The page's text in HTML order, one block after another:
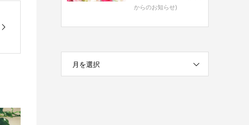
からのお知らせ)
月を選択